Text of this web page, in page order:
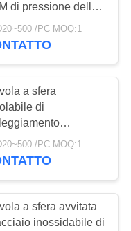
18
di pressione della
a sfera 150LB di
inossidabile
/PC MOQ:1
a sfera
di
al fuoco della
a sfera 316 ss di
/PC MOQ:1
a sfera avvitata
inossidabile di